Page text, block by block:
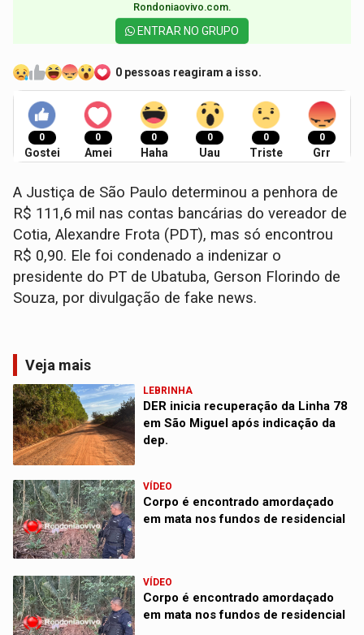
Rondoniaovivo.com.​
ENTRAR NO GRUPO
0 pessoas reagiram a isso.
0
Gostei
0
Amei
0
Haha
0
Uau
0
Triste
0
Grr
A Justiça de São Paulo determinou a penhora de
R$ 111,6 mil nas contas bancárias do vereador de
Cotia, Alexandre Frota (PDT), mas só encontrou
R$ 0,90. Ele foi condenado a indenizar o
presidente do PT de Ubatuba, Gerson Florindo de
Souza, por divulgação de fake news.
Veja mais
LEBRINHA
DER inicia recuperação da Linha 78
em São Miguel após indicação da
dep.
VÍDEO
Corpo é encontrado amordaçado
em mata nos fundos de residencial
VÍDEO
Corpo é encontrado amordaçado
em mata nos fundos de residencial